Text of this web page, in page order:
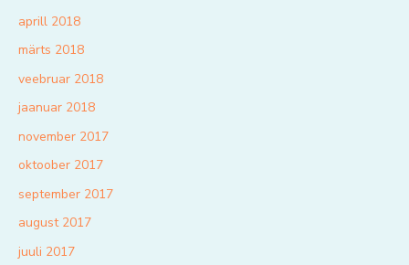
aprill 2018
märts 2018
veebruar 2018
jaanuar 2018
november 2017
oktoober 2017
september 2017
august 2017
juuli 2017